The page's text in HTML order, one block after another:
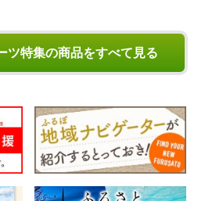
ツ特集の商品をすべて見る